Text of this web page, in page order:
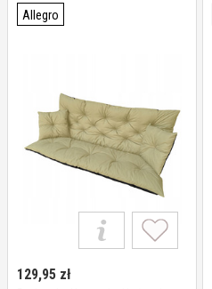
Allegro
129,95 zł